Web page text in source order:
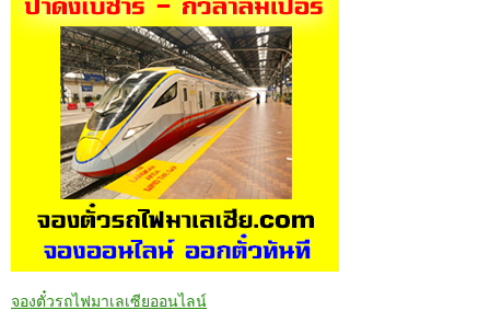
จองตั๋วรถไฟมาเลเซียออนไลน์